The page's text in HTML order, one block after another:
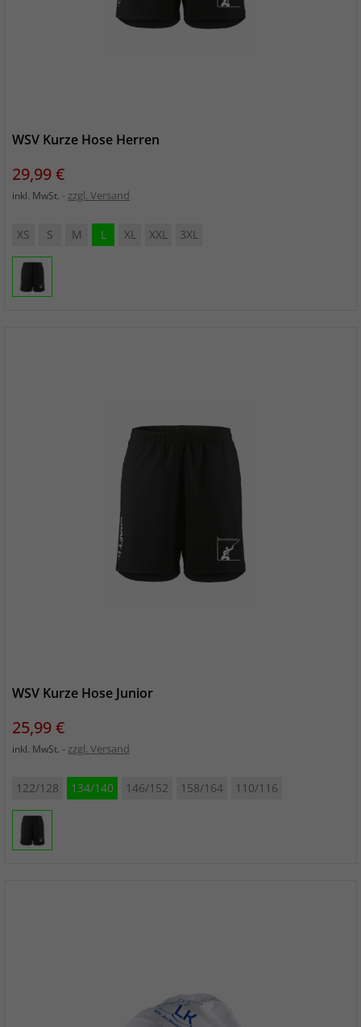
WSV Kurze Hose Herren
Preis
29,99 €
inkl. MwSt. zzgl. Versand
XS S M L XL XXL 3XL
WSV Kurze Hose Junior
Preis
25,99 €
inkl. MwSt. zzgl. Versand
122/128 134/140 146/152 158/164 110/116